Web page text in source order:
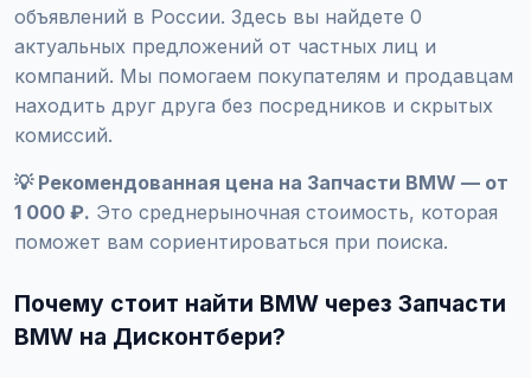
объявлений в России. Здесь вы найдете 0
актуальных предложений от частных лиц и
компаний. Мы помогаем покупателям и продавцам
находить друг друга без посредников и скрытых
комиссий.
💡 Рекомендованная цена на Запчасти BMW — от
1 000 ₽. Это среднерыночная стоимость, которая
поможет вам сориентироваться при поиска.
Почему стоит найти BMW через Запчасти
BMW на Дисконтбери?